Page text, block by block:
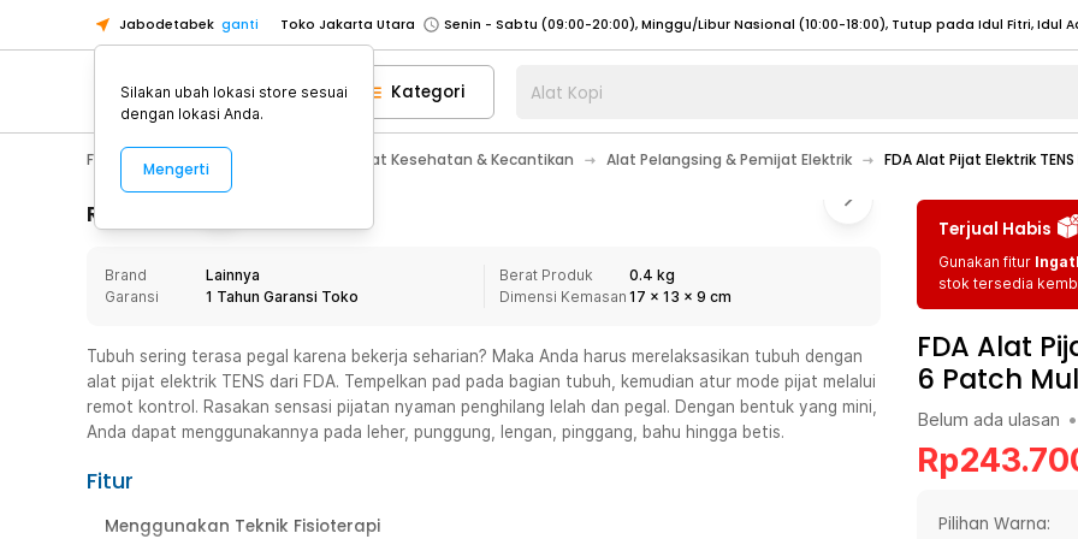
Jabodetabek ganti Toko Jakarta Utara
Toko Tangerang
Toko Cikupa
Pick n Go Jakarta Barat
Senin - Jumat (07:00 - 20:00), Sabtu - Minggu (08:00 - 20:00), Tutup pada Idul Fitri
Pick n Go Bekasi
Senin - Jumat (08:00 - 20:00), Sabtu - Minggu/ Libur Nasional (08:00 - 17:00) Selengkapnya
Senin - Jumat (08:00 - 20:00), Sabtu - Minggu/ Libur Nasional (08:00 - 17:00) Selengkapnya
Senin - Sabtu (09:00-20:00), Minggu/Libur Nasional (12:00-20:00), Tutup pada Idul Fitri
Senin - Sabtu (09:00-20:00), Minggu/Libur Nasional (12:00-20:00), Tutup pada Idul Fitri
Toko Tangerang
Toko Cikupa
Pick n Go Jakarta Barat
Senin - Jumat (07:00 - 20:00), Sabtu - Minggu (08:00 - 20:00), Tutup pada Idul Fitri
Senin - Jumat (08:00 - 20:00), Sabtu - Minggu/ Libur Nasional (08:00 - 17:00) Selengkapnya
Kategori Alat Kopi
Fashion, Make Up & Beauty Care Alat Kesehatan & Kecantikan Alat Pelangsing & Pemijat Elektrik FDA Alat Pijat Elektrik
Rincian Produk
Brand
Lainnya
Garansi
1 Tahun Garansi Toko
Berat Produk
0.4 kg
Dimensi Kemasan 17 x 13 x 9 cm
Tubuh sering terasa pegal karena bekerja seharian? Maka Anda harus merelaksasikan tubuh dengan
alat pijat elektrik TENS dari FDA. Tempelkan pad pada bagian tubuh, kemudian atur mode pijat melalui
remot kontrol. Rasakan sensasi pijatan nyaman penghilang lelah dan pegal. Dengan bentuk yang mini,
Anda dapat menggunakannya pada leher, punggung, lengan, pinggang, bahu hingga betis.
Fitur
Menggunakan Teknik Fisioterapi
Terjual Habis
Gunakan fitur
stok tersedia
FDA Alat
6 Patch
Belum ada ulasan •
Rp
Pilihan Warna:
Silakan ubah lokasi store sesuai
dengan lokasi Anda.
Mengerti